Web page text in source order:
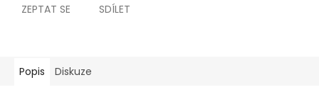
ZEPTAT SE SDÍLET
Popis Diskuze